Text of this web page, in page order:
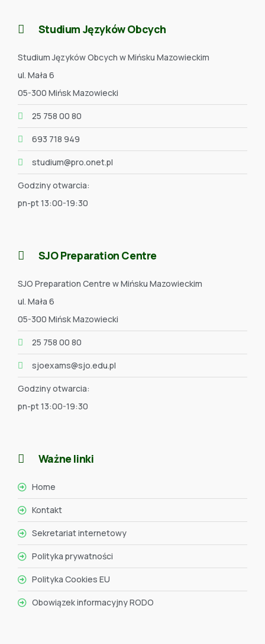
Studium Języków Obcych
Studium Języków Obcych w Mińsku Mazowieckim
ul. Mała 6
05-300 Mińsk Mazowiecki
25 758 00 80
693 718 949
studium@pro.onet.pl
Godziny otwarcia:
pn-pt 13:00-19:30
SJO Preparation Centre
SJO Preparation Centre w Mińsku Mazowieckim
ul. Mała 6
05-300 Mińsk Mazowiecki
25 758 00 80
sjoexams@sjo.edu.pl
Godziny otwarcia:
pn-pt 13:00-19:30
Ważne linki
Home
Kontakt
Sekretariat internetowy
Polityka prywatności
Polityka Cookies EU
Obowiązek informacyjny RODO